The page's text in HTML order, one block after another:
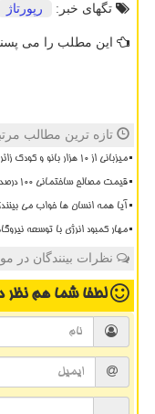
تگهای خبر:
رپورتاژ
این مطلب را می
تازه ترین مطالب
میزبانی از ۱۰ هزار بانو و کودک زائر کارنامه جامع خدمات قرارگاه زینبیه
قیمت مصالح ساختمانی ۱۰۰ درصد گران گردید
آیا همه انسان ها خواب می
مهار کمبود انرژی با توسعه
نظرات بینندگان در
لطفا شما همنظر